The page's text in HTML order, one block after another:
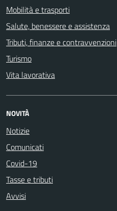
Mobilità e trasporti
Salute, benessere e assistenza
Tributi, finanze e contravvenzioni
Turismo
Vita lavorativa
NOVITÀ
Notizie
Comunicati
Covid-19
Tasse e tributi
Avvisi